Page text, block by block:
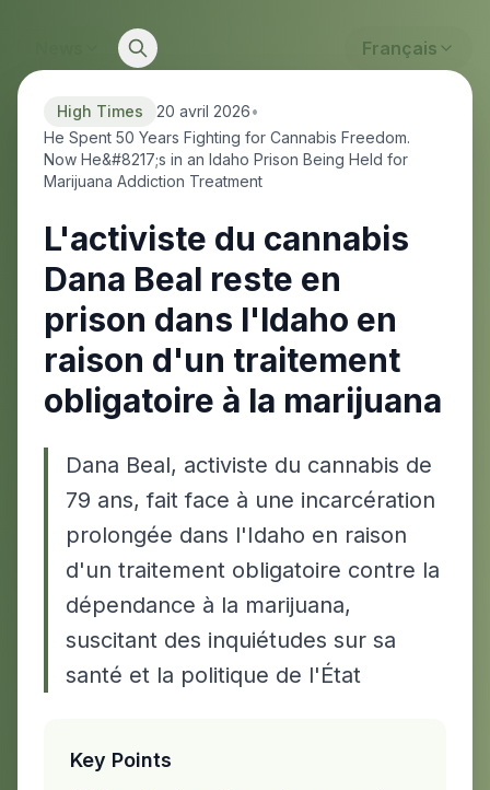
Français
High Times 20 avril 2026•
He Spent 50 Years Fighting for Cannabis Freedom.
Now He&#8217;s in an Idaho Prison Being Held for
Marijuana Addiction Treatment
L'activiste du cannabis
Dana Beal reste en
prison dans l'Idaho en
raison d'un traitement
obligatoire à la marijuana
Dana Beal, activiste du cannabis de
79 ans, fait face à une incarcération
prolongée dans l'Idaho en raison
d'un traitement obligatoire contre la
dépendance à la marijuana,
suscitant des inquiétudes sur sa
santé et la politique de l'État
Key Points